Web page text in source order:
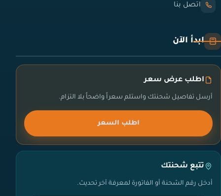
اتصل بنا
ابدأ الآن
اطلب عرض سعر
أرسل تفاصيل شحنتك واستلم سعراً واضحاً بلا التزام.
اطلب السعر
تتبع شحنتك
أدخل رقم الشحنة أو الفاتورة لمعرفة آخر تحديث.